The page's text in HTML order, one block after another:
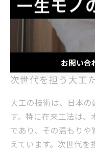
のブログを通じて、
彩な情報をお届けし、
を一緒に探求していき
次世代を担う大工
大工の技術は、日本
す。特に在来工法は
であり、その温もり
えています。次世代
お問い
お問い合